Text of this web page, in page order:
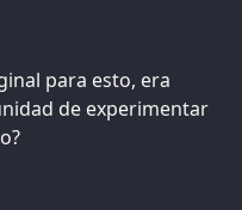
para esto, era
de experimentar